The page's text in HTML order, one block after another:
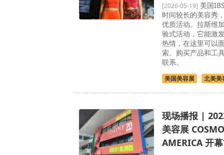
[2026-05-19] 美国
时间较长的美容秀
优质活动。拉斯维
验式活动，它能激
热情，在这里可以
索、购买产品和工
联系。
美国美容展 北美美
现场播报 |
美容展
AMERICA 开